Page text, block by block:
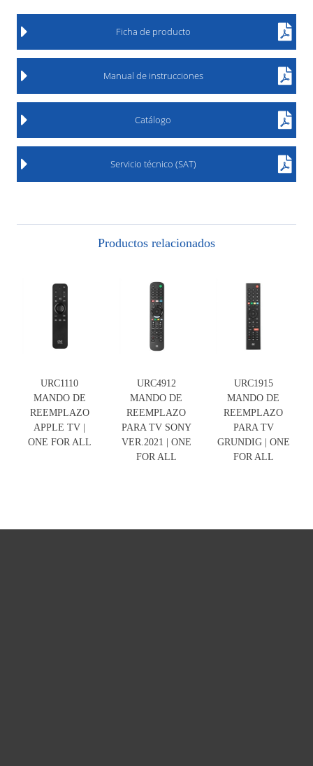
Ficha de producto
Manual de instrucciones
Catálogo
Servicio técnico (SAT)
Productos relacionados
URC1110
MANDO DE
REEMPLAZO
APPLE TV |
ONE FOR ALL
URC4912
MANDO DE
REEMPLAZO
PARA TV SONY
VER.2021 | ONE
FOR ALL
URC1915
MANDO DE
REEMPLAZO
PARA TV
GRUNDIG | ONE
FOR ALL